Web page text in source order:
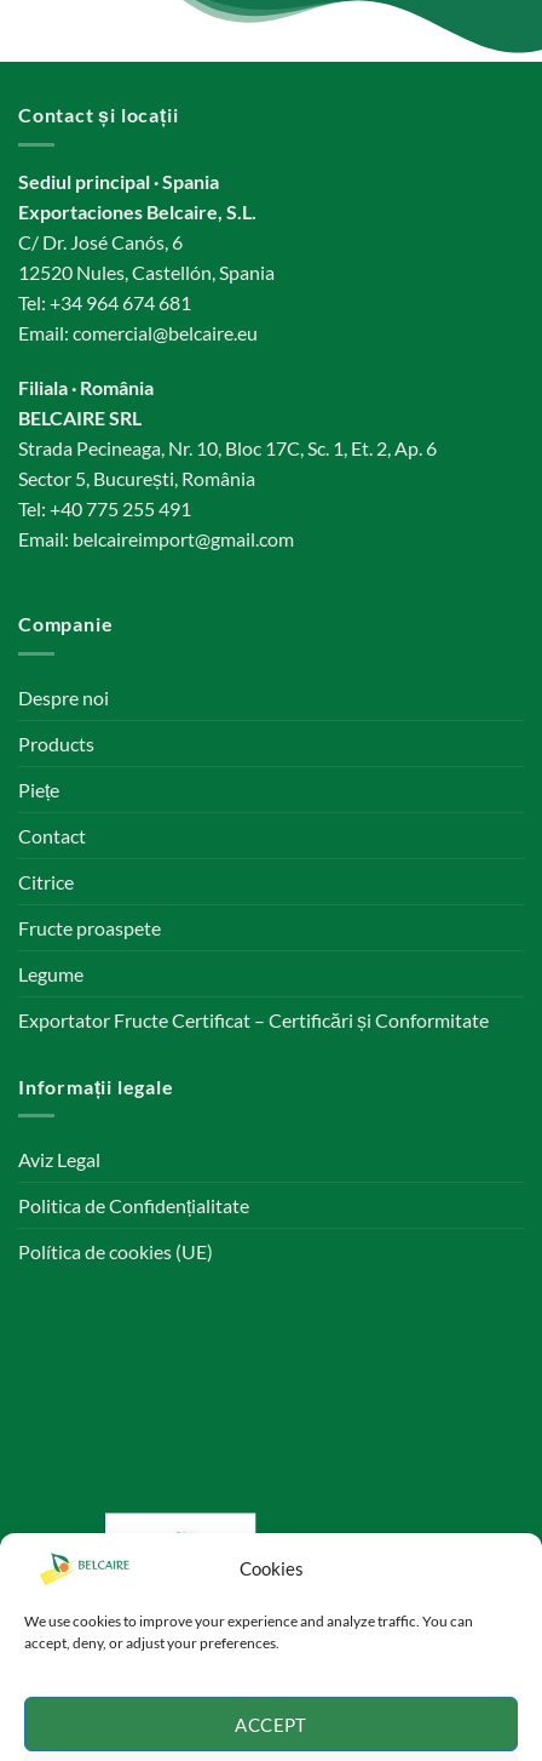
Cookies
We use cookies to improve your experience and analyze traffic. You can
accept, deny, or adjust your preferences.
ACCEPT
Contact și locații
Sediul principal · Spania
Exportaciones Belcaire, S.L.
C/ Dr. José Canós, 6
12520 Nules, Castellón, Spania
Tel: +34 964 674 681
Email: comercial@belcaire.eu
Filiala · România
BELCAIRE SRL
Strada Pecineaga, Nr. 10, Bloc 17C, Sc. 1, Et. 2, Ap. 6
Sector 5, București, România
Tel: +40 775 255 491
Email: belcaireimport@gmail.com
Companie
Despre noi
Products
Piețe
Contact
Citrice
Fructe proaspete
Legume
Exportator Fructe Certificat – Certificări și Conformitate
Informații legale
Aviz Legal
Politica de Confidențialitate
Política de cookies (UE)